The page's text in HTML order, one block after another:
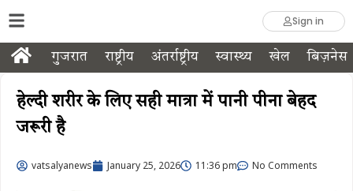
Sign in
गुजरात राष्ट्रीय अंतर्राष्ट्रीय स्वास्थ्य खेल बिज़नेस
हेल्दी शरीर के लिए सही मात्रा में पानी पीना बेहद
जरूरी है
vatsalyanews January 25, 2026 11:36 pm No Comments